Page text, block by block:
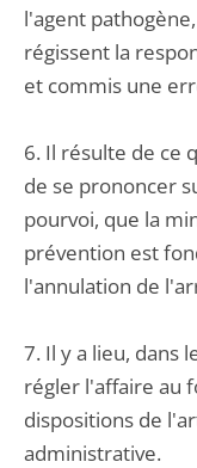
l'agent
régissent la
et commis une
6. Il résulte de ce
de se prononcer
pourvoi, que la
prévention est
l'annulation de
7. Il y a lieu, dans
régler l'affaire au
dispositions de
administrative.